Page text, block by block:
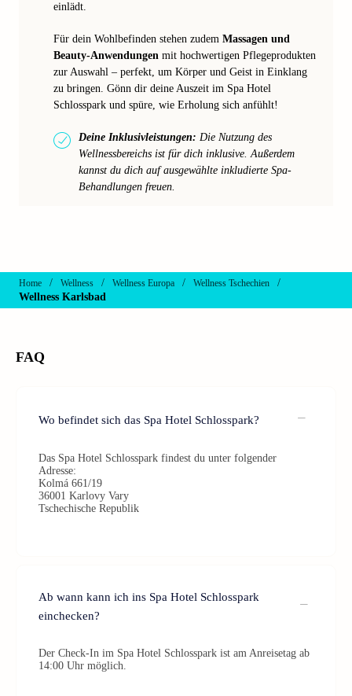
einlädt.
Für dein Wohlbefinden stehen zudem Massagen und
Beauty-Anwendungen mit hochwertigen Pflegeprodukten
zur Auswahl – perfekt, um Körper und Geist in Einklang
zu bringen. Gönn dir deine Auszeit im Spa Hotel
Schlosspark und spüre, wie Erholung sich anfühlt!
Deine Inklusivleistungen: Die Nutzung des
Wellnessbereichs ist für dich inklusive. Außerdem
kannst du dich auf ausgewählte inkludierte Spa-
Behandlungen freuen.
Home / Wellness / Wellness Europa / Wellness Tschechien
/
Wellness Karlsbad
FAQ
Wo befindet sich das Spa Hotel Schlosspark?
Das Spa Hotel Schlosspark findest du unter folgender
Adresse:
Kolmá 661/19
36001 Karlovy Vary
Tschechische Republik
Ab wann kann ich ins Spa Hotel Schlosspark
einchecken?
Der Check-In im Spa Hotel Schlosspark ist am Anreisetag ab
14:00 Uhr möglich.